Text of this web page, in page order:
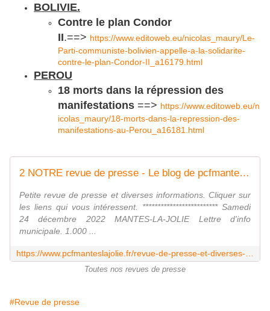
BOLIVIE.
Contre le plan Condor
II.==> https://www.editoweb.eu/nicolas_maury/Le-
Parti-communiste-bolivien-appelle-a-la-solidarite-
contre-le-plan-Condor-II_a16179.html
PEROU
18 morts dans la répression des
manifestations ==> https://www.editoweb.eu/n
icolas_maury/18-morts-dans-la-repression-des-
manifestations-au-Perou_a16181.html
2 NOTRE revue de presse - Le blog de pcfmanteslajolie
Petite revue de presse et diverses informations. Cliquer sur
les liens qui vous intéressent. ************************* Samedi
24 décembre 2022 MANTES-LA-JOLIE Lettre d'info
municipale. 1.000 ...
Toutes nos revues de presse
#Revue de presse